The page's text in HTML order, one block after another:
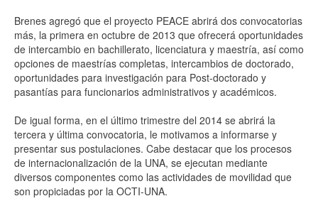
Brenes agregó que el proyecto PEACE abrirá dos convocatorias
más, la primera en octubre de 2013 que ofrecerá oportunidades
de intercambio en bachillerato, licenciatura y maestría, así como
opciones de maestrías completas, intercambios de doctorado,
oportunidades para investigación para Post-doctorado y
pasantías para funcionarios administrativos y académicos.
De igual forma, en el último trimestre del 2014 se abrirá la
tercera y última convocatoria, le motivamos a informarse y
presentar sus postulaciones. Cabe destacar que los procesos
de internacionalización de la UNA, se ejecutan mediante
diversos componentes como las actividades de movilidad que
son propiciadas por la OCTI-UNA.